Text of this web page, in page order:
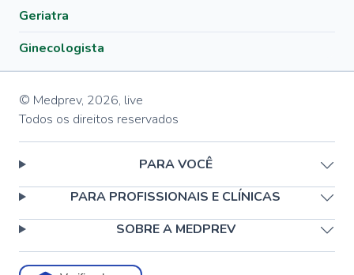
Geriatra
Ginecologista
© Medprev, 2026, live
Todos os direitos reservados
PARA VOCÊ
PARA PROFISSIONAIS E CLÍNICAS
SOBRE A MEDPREV